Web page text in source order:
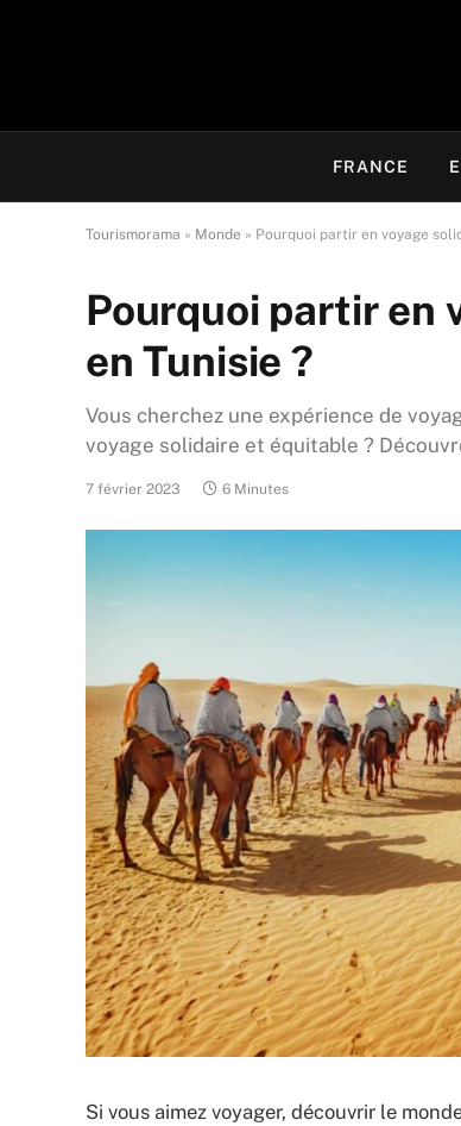
FRANCE
Tourismorama » Monde » Pourquoi partir en voyage
Pourquoi partir en
en Tunisie ?
Vous cherchez une expérience de
voyage solidaire et équitable ?
7 février 2023 6 Minutes
Si vous aimez voyager, découvrir le